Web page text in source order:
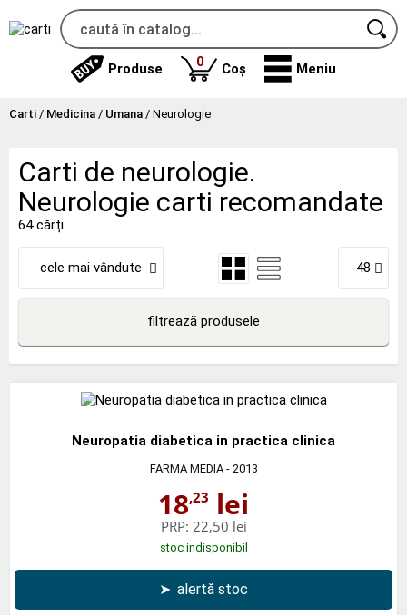
Produse 0produse
Coș Meniu
Carti / Medicina / Umana / Neurologie
Carti de neurologie.
Neurologie carti recomandate
64 cărți
cele mai vândute 48
filtrează produsele
Neuropatia diabetica in practica clinica
FARMA MEDIA- 2013
18,23 lei
PRP: 22,50 lei
stoc indisponibil
➤ alertă stoc